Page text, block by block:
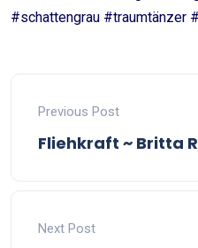
#schattengrau #traumtänzer
Previous Post
Fliehkraft ~ Britta
Next Post